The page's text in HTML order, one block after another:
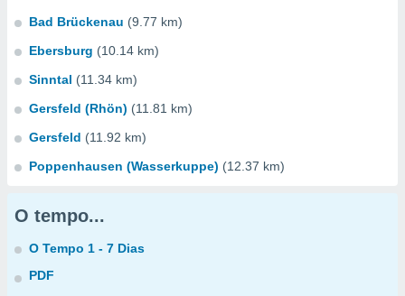
Bad Brückenau (9.77 km)
Ebersburg (10.14 km)
Sinntal (11.34 km)
Gersfeld (Rhön) (11.81 km)
Gersfeld (11.92 km)
Poppenhausen (Wasserkuppe) (12.37 km)
O tempo...
O Tempo 1 - 7 Dias
PDF